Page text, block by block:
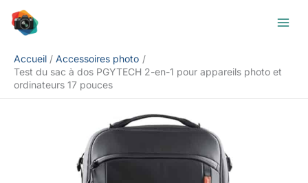
Accueil
Accessoires photo
Test du sac à dos PGYTECH 2-en-1 pour appareils photo et
ordinateurs 17 pouces
Rechercher